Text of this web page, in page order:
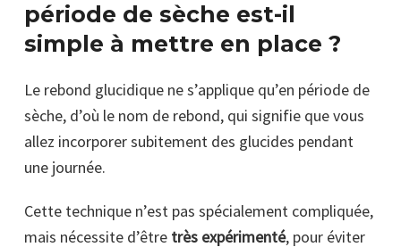
période de sèche est-il
simple à mettre en place ?
Le rebond glucidique ne s’applique qu’en période de
sèche, d’où le nom de rebond, qui signifie que vous
allez incorporer subitement des glucides pendant
une journée.
Cette technique n’est pas spécialement compliquée,
mais nécessite d’être très expérimenté, pour éviter